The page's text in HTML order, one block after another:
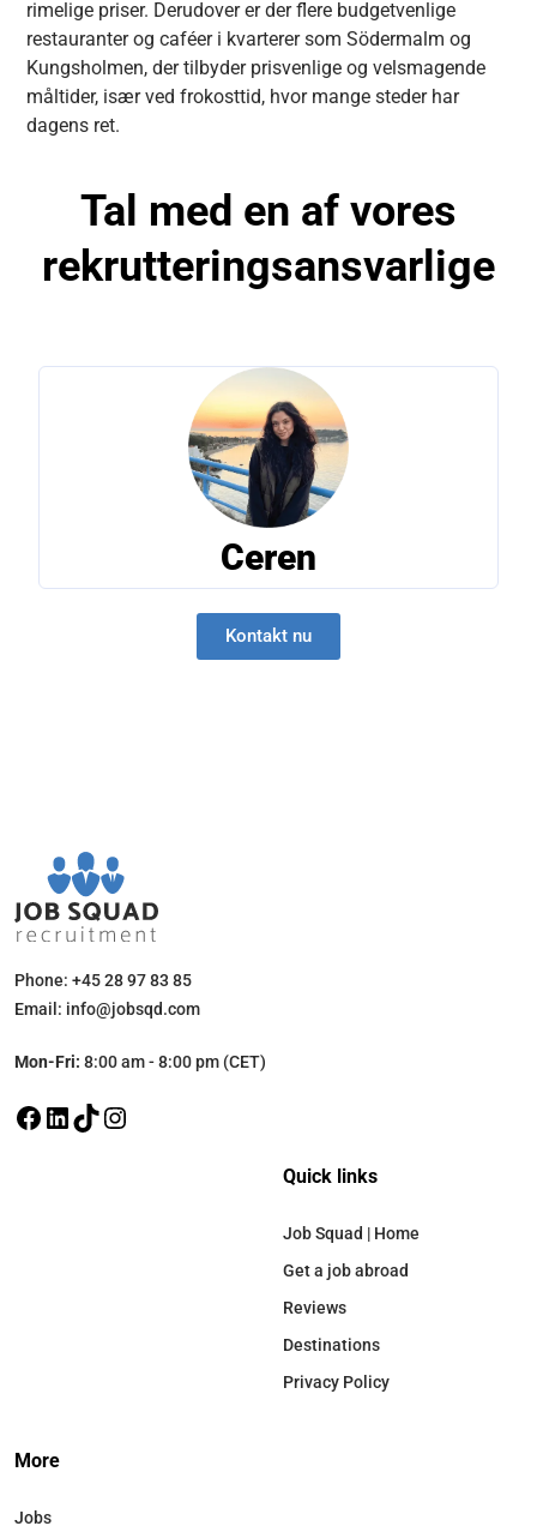
rimelige priser. Derudover er der flere budgetvenlige
restauranter og caféer i kvarterer som Södermalm og
Kungsholmen, der tilbyder prisvenlige og velsmagende
måltider, især ved frokosttid, hvor mange steder har
dagens ret.
Tal med en af vores
rekrutteringsansvarlige
Ceren
Kontakt nu
Phone: +45 28 97 83 85
Email: info@jobsqd.com
Mon-Fri: 8:00 am - 8:00 pm (CET)
Quick links
Job Squad | Home
Get a job abroad
Reviews
Destinations
Privacy Policy
More
Jobs